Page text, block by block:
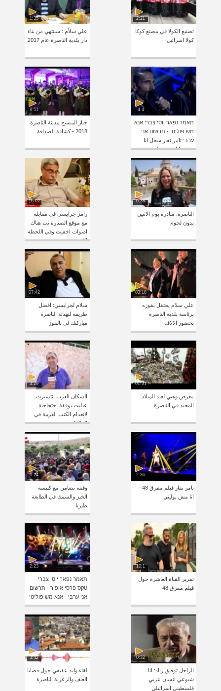
2:21
تصنيع الكولا في مصنع كوكا
كولا اسرائيل
1:35
علي سلاّم : سننتهي من بناء
دار بلدية الناصرة عام 2017
4:4
תאמר נפאר יוסי צברי אנא
מש פוליטי - תרשום אני
ערבי تامر نفار سجل انا
عربي انا مش بوليتي
8:51
جناز المسيح مدينة الناصرة
2018 - كشافة الصداقة
0:38
الناصرة: مبادرة يوم الاثنين
بدون لحوم
16:02
رامز جرايسي في مقابلة
مع موقع الصنارة نت هناك
اصوات اخفيت وفي اللحظة
الاخيرة
03:18
علي سلام يحتفل بفوزه
برئاسة بلدية الناصرة
بحضور الالاف
07:42
سلام لجرايسي: افضل
طريقة لتهدئة الناصرة
مباركتك لي بالفوز
01:31
معرض وهبي لعيد الميلاد
المجيد في الناصرة
3:29
السكان العرب بنتسيرت
عيليت بوقفة احتجاجية
لانعدام الكتب العربية في
المكتبات
2:36
تامر نفار فيلم مفرق 48 -
انا مش بوليتي
6:24
وقفة تضامن مع كنيسة
الخبز والسمك في الطابغة
طبريا
10:1
تقرير القناة العاشرة حول
فيلم مفرق 48
2:23
תאמר נפאר יוסי צברי
טקס פרסי אופיר - תרשום
אני ערבי - אנא מש פוליטי
0:32
الراحل توفيق زياد: انا
شيوعي انسان عربي
فلسطيني اسرائيلي
3:42
لقاء وليد عفيفي حول قضايا
العنف والزعرنة الناصرة